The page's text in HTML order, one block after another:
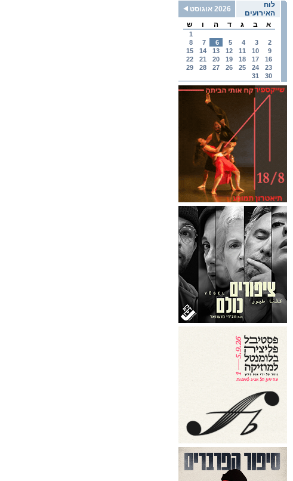
לוח
האירועים
2026 אוגוסט
א
ב ג ד ה ו ש
1
2
3
4
5
6
7
8
9
10
11
12
13
14
15
16
17
18
19
20
21
22
23
24
25
26
27
28
29
30
31